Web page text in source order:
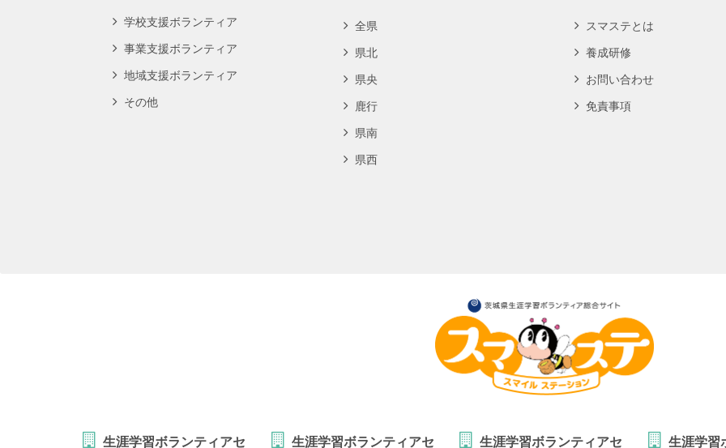
学校支援ボランティア
事業支援ボランティア
地域支援ボランティア
その他
全県
県北
県央
鹿行
県南
県西
スマステとは
養成研修
お問い合わせ
免責事項
生涯学習ボランティアセ 生涯学習ボランティアセ 生涯学習ボランティアセ 生涯学習